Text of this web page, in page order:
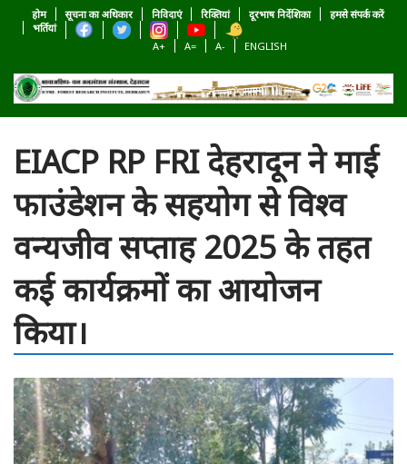
होम सूचना का अधिकार निविदाएं रिक्तियां दूरभाष निर्देशिका
हमसे संपर्क करें
भर्तियां
A+
A= A- ENGLISH
EIACP RP FRI देहरादून ने माई
फाउंडेशन के सहयोग से विश्व
वन्यजीव सप्ताह 2025 के तहत
कई कार्यक्रमों का आयोजन
किया।